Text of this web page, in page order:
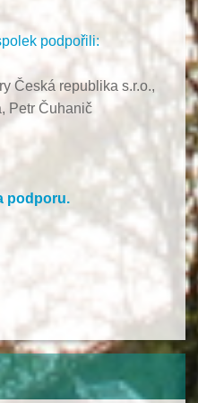
podpořili:
Česká republika s.r.o.,
Petr Čuhanič
podporu.